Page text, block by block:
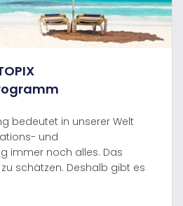
bedeutet in unserer Welt
und
immer noch alles. Das
zu schätzen. Deshalb gibt es